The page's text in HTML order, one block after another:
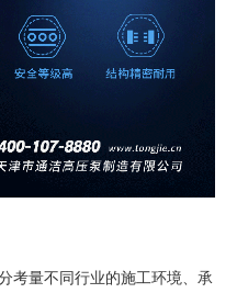
考量不同行业的施工环境、承